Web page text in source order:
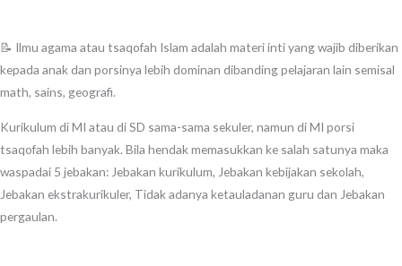
📝 Ilmu agama atau tsaqofah Islam adalah materi inti yang wajib diberikan
kepada anak dan porsinya lebih dominan dibanding pelajaran lain semisal
math, sains, geografi.
Kurikulum di MI atau di SD sama-sama sekuler, namun di MI porsi
tsaqofah lebih banyak. Bila hendak memasukkan ke salah satunya maka
waspadai 5 jebakan: Jebakan kurikulum, Jebakan kebijakan sekolah,
Jebakan ekstrakurikuler, Tidak adanya ketauladanan guru dan Jebakan
pergaulan.